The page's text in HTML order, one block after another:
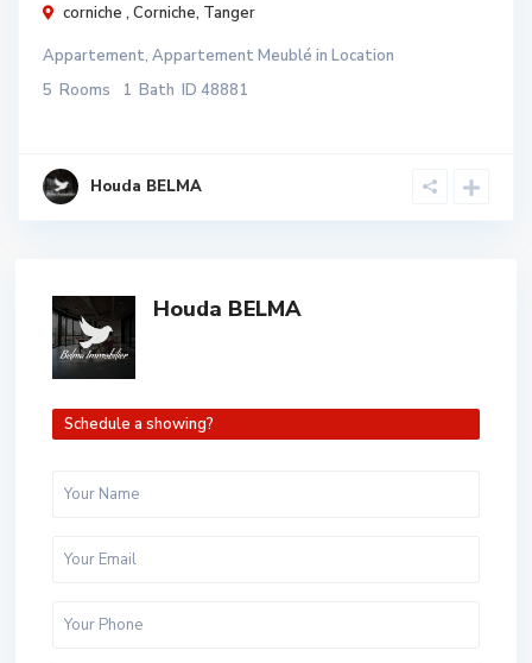
corniche , Corniche, Tanger
Appartement, Appartement Meublé in Location
5 Rooms 1 Bath ID 48881
Houda BELMA
Houda BELMA
Schedule a showing?